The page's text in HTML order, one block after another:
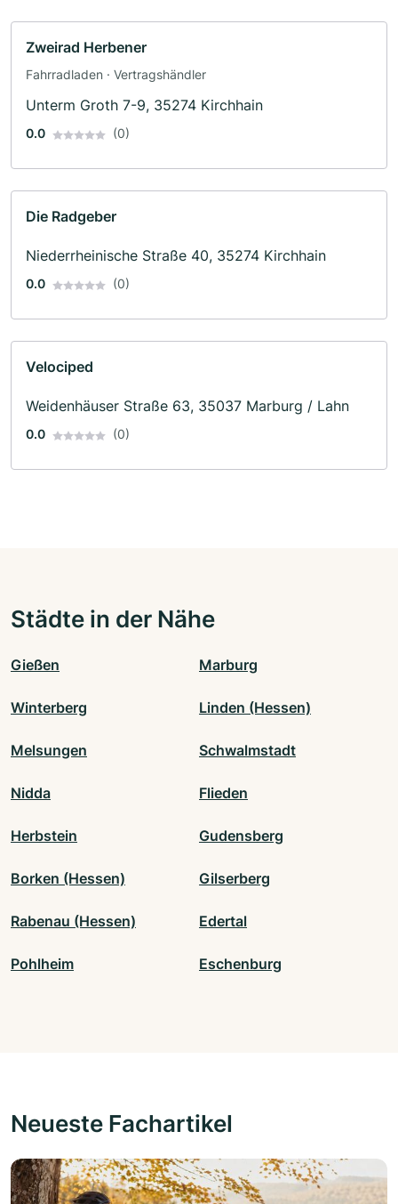
Zweirad Herbener
Fahrradladen · Vertragshändler
Unterm Groth 7-9, 35274 Kirchhain
0.0 (0)
Die Radgeber
Niederrheinische Straße 40, 35274 Kirchhain
0.0 (0)
Velociped
Weidenhäuser Straße 63, 35037 Marburg / Lahn
0.0 (0)
Städte in der Nähe
Gießen Marburg
Winterberg Linden (Hessen)
Melsungen Schwalmstadt
Nidda Flieden
Herbstein Gudensberg
Borken (Hessen) Gilserberg
Rabenau (Hessen) Edertal
Pohlheim Eschenburg
Neueste Fachartikel